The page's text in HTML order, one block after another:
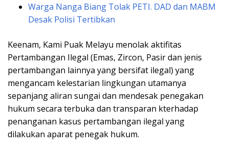
Warga Nanga Biang Tolak PETI. DAD dan MABM
Desak Polisi Tertibkan
Keenam, Kami Puak Melayu menolak aktifitas
Pertambangan Ilegal (Emas, Zircon, Pasir dan jenis
pertambangan lainnya yang bersifat ilegal) yang
mengancam kelestarian lingkungan utamanya
sepanjang aliran sungai dan mendesak penegakan
hukum secara terbuka dan transparan kterhadap
penanganan kasus pertambangan ilegal yang
dilakukan aparat penegak hukum.